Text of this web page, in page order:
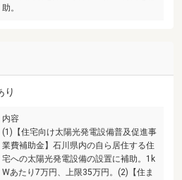
助。
り
内容
(1)【住宅向け太陽光発電設備普及促進事
業費補助金】石川県内の自ら居住する住
宅への太陽光発電設備の設置に補助。1k
Wあたり7万円、上限35万円。(2)【住ま